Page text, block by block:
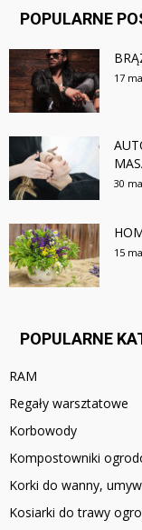
POPULARNE
17
30
15
POPULARNE
RAM
Regały warsztatowe
Korbowody
Kompostowniki
Korki do wanny,
Kosiarki do trawy